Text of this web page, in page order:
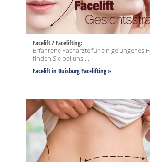
Facelift / Facelifting:
Erfahrene Fachärzte für ein gelungenes
finden Sie bei uns ...
Facelift in Duisburg Facelifting »